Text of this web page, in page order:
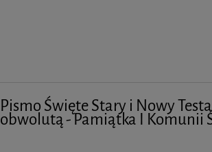
Pismo Święte Stary i Nowy
obwolutą - Pamiątka I Komunii